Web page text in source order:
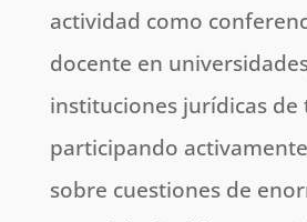
actividad como
docente en
instituciones jurídicas de
participando
sobre cuestiones de